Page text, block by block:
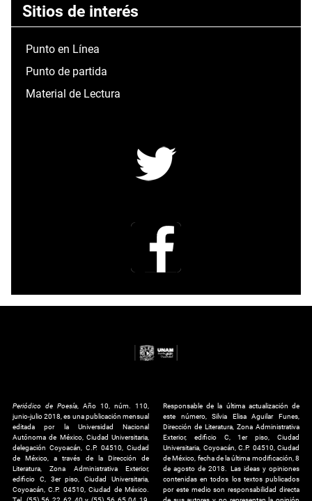
Sitios de interés
Punto en Línea
Punto de partida
Material de Lectura
Periódico de Poesía , Año 10, núm. 110,
junio-julio 2018, es una publicación mensual
editada por la Universidad Nacional
Autónoma de México, Ciudad Universitaria,
delegación Coyoacán, C.P. 04510, Ciudad
de México, a través de la Dirección de
Literatura, Zona Administrativa Exterior,
edificio C, 3er piso, Ciudad Universitaria,
Coyoacán, C.P. 04510, Ciudad de México.
Responsable de la última actualización de
este número, Silvia Elisa Aguilar Funes,
Dirección de Literatura, Zona Administrativa
Exterior, edificio C, 1er piso, Ciudad
Universitaria, Coyoacán, C.P. 04510, Ciudad
de México, fecha de la última modificación, 8
de agosto de 2018. Las ideas y opiniones
contenidas en todos los textos publicados
por este medio son responsabilidad directa